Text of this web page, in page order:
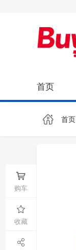
首页
首页
购车
收藏